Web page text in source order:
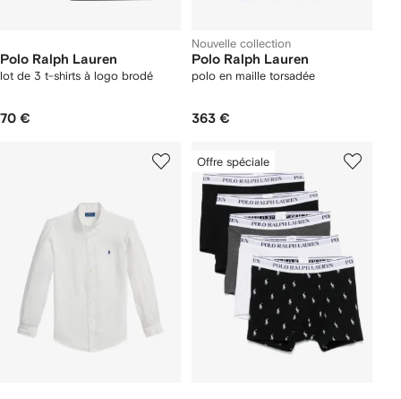
Polo Ralph Lauren
lot de 3 t-shirts à logo brodé
70 €
Nouvelle collection
Polo Ralph Lauren
polo en maille torsadée
363 €
Offre spéciale